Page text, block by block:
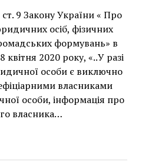
9 Закону України « Про
осіб, фізичних
формувань» в
квітня 2020 року, «..У разі
особи є виключно
власниками
особи, інформація про
власника…